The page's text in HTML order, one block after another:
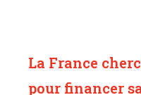
La France
pour financer